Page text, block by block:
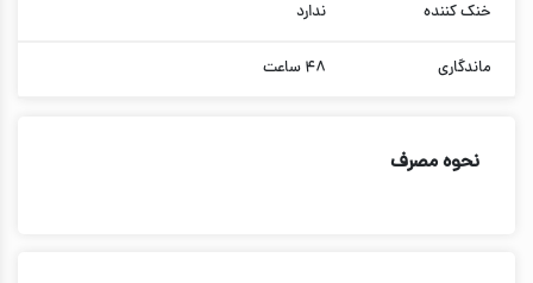
خنک کننده ندارد
ماندگاری ۴۸ ساعت
نحوه مصرف